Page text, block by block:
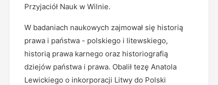
Przyjaciół Nauk w Wilnie.
W badaniach naukowych zajmował się historią
prawa i państwa - polskiego i litewskiego,
historią prawa karnego oraz historiografią
dziejów państwa i prawa. Obalił tezę Anatola
Lewickiego o inkorporacji Litwy do Polski